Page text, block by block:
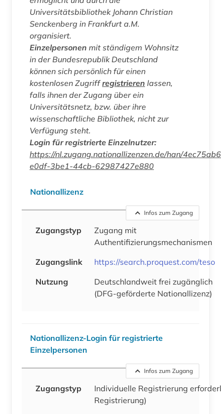
Universitätsbibliothek Johann Christian
Senckenberg in Frankfurt a.M.
organisiert.
Einzelpersonen mit ständigem Wohnsitz
in der Bundesrepublik Deutschland
können sich persönlich für einen
kostenlosen Zugriffregistrieren lassen,
falls ihnen der Zugang über ein
Universitätsnetz, bzw. über ihre
wissenschaftliche Bibliothek, nicht zur
Verfügung steht.
Login für registrierte Einzelnutzer:
https://nl.zugang.nationallizenzen.de/han/
e0df-3be1-44cb-62987427e880
Nationallizenz
Infos zum Zugang
Zugangstyp
Zugang mit
Authentifizierungsmechanismen
Zugangslink
https://search.proquest.com/teso
Nutzung
Deutschlandweit frei zugänglich
(DFG-geförderte Nationallizenz)
Nationallizenz-Login für registrierte
Einzelpersonen
Infos zum Zugang
Zugangstyp
Individuelle Registrierung
Registrierung)